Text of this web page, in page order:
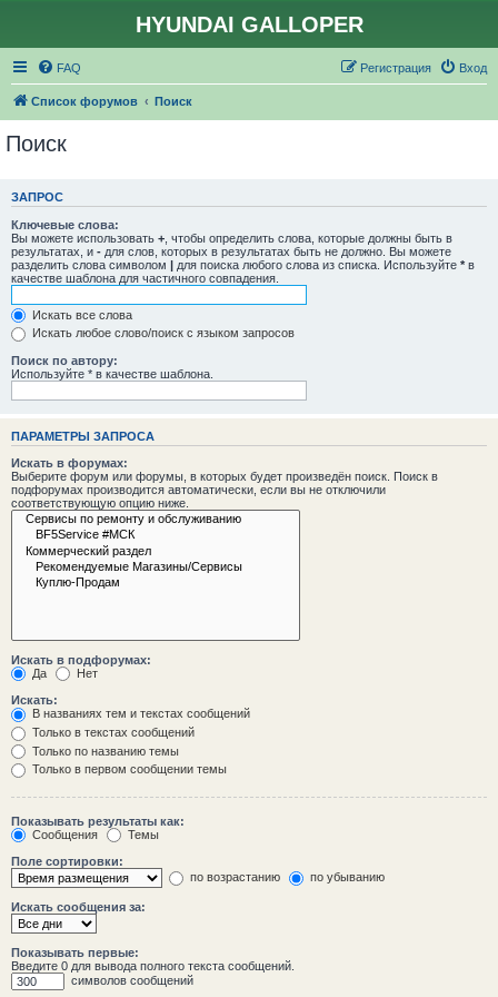
HYUNDAI GALLOPER
FAQ Вход
Регистрация
Список форумов Поиск
Поиск
ЗАПРОС
Ключевые слова:
Вы можете использовать + , чтобы определить слова, которые должны быть в
результатах, и - для слов, которых в результатах быть не должно. Вы можете
разделить слова символом | для поиска любого слова из списка. Используйте * в
качестве шаблона для частичного совпадения.
Искать все слова
Искать любое слово/поиск с языком запросов
Поиск по автору:
Используйте * в качестве шаблона.
ПАРАМЕТРЫ ЗАПРОСА
Искать в форумах:
Выберите форум или форумы, в которых будет произведён поиск. Поиск в
подфорумах производится автоматически, если вы не отключили
соответствующую опцию ниже.
Искать в подфорумах:
Да
Нет
Искать:
В названиях тем и текстах сообщений
Только в текстах сообщений
Только по названию темы
Только в первом сообщении темы
Показывать результаты как:
Сообщения
Темы
Поле сортировки:
по возрастанию
по убыванию
Искать сообщения за:
Показывать первые:
Введите 0 для вывода полного текста сообщений.
символов сообщений